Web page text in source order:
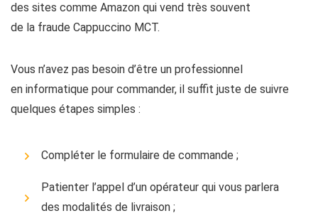
des sites comme Amazon qui vend très souvent
de la fraude Cappuccino MCT.
Vous n’avez pas besoin d’être un professionnel
en informatique pour commander, il suffit juste de suivre
quelques étapes simples :
Compléter le formulaire de commande ;
Patienter l’appel d’un opérateur qui vous parlera
des modalités de livraison ;